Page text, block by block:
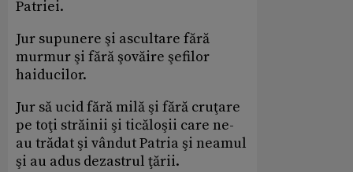
Patriei.
Jur supunere şi ascultare fără
murmur şi fără şovăire şefilor
haiducilor.
Jur să ucid fără milă şi fără cruţare
pe toţi străinii şi ticăloşii care ne-
au trădat şi vândut Patria şi neamul
şi au adus dezastrul ţării.